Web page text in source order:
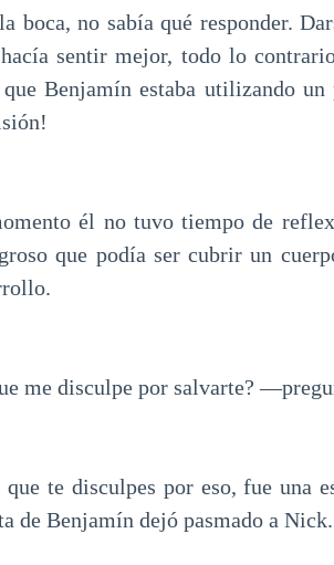
boca, no sabía qué responder.
sentir mejor, todo lo
Benjamín estaba utilizando
él no tuvo tiempo de
que podía ser cubrir un
me disculpe por salvarte?
te disculpes por eso, fue una
de Benjamín dejó pasmado a Nick.